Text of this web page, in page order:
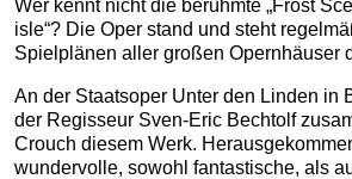
Wer kennt nicht die berühmte „Frost
isle“? Die Oper stand und steht
Spielplänen aller großen Opernhäuser
An der Staatsoper Unter den Linden in
der Regisseur Sven-Eric Bechtolf
Crouch diesem Werk.
wundervolle, sowohl fantastische, als